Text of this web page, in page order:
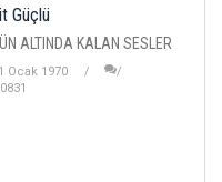
Güçlü
ALTINDA KALAN SESLER
Ocak 1970